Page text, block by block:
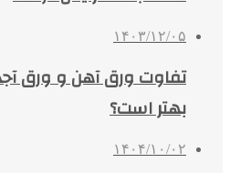
۱۴۰۳/۱۲/۰۵
تفاوت ورق آهن و ورق
بهتر است؟
۱۴۰۴/۱۰/۰۲